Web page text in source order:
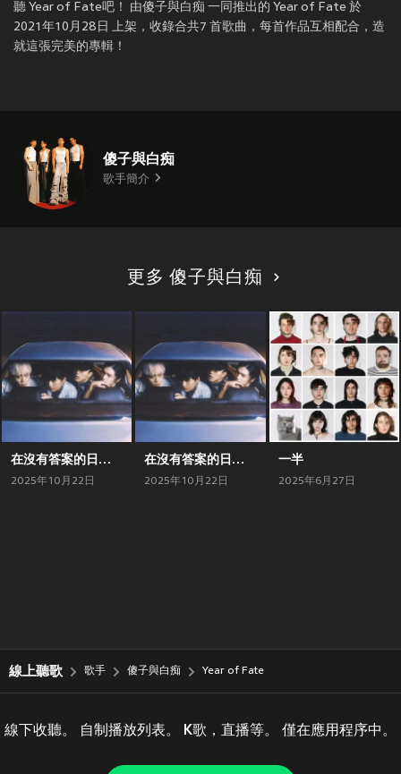
聽 Year of Fate吧！ 由傻子與白痴 一同推出的 Year of Fate 於
2021年10月28日 上架，收錄合共7 首歌曲，每首作品互相配合，造
就這張完美的專輯！
傻子與白痴
歌手簡介
更多 傻子與白痴
在沒有答案的日子裡
2025年10月22日
在沒有答案的日子裏
2025年10月22日
一半
2025年6月27日
線上聽歌 歌手 傻子與白痴 Year of Fate
線下收聽。 自制播放列表。 K歌，直播等。 僅在應用程序中。